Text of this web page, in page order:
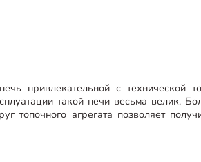
привлекательной с технической
такой печи весьма велик.
топочного агрегата позволяет